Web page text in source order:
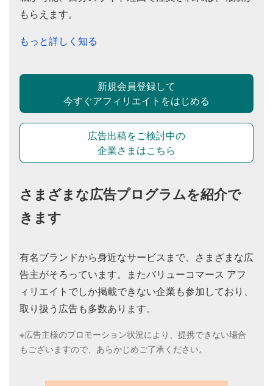
もらえます。
もっと詳しく知る
新規会員登録して
今すぐアフィリエイトをはじめる
広告出稿をご検討中の
企業さまはこちら
さまざまな広告プログラムを紹介で
きます
有名ブランドから身近なサービスまで、さまざまな広
告主がそろっています。またバリューコマース アフ
ィリエイトでしか掲載できない企業も参加しており、
取り扱う広告も多数あります。
※広告主様のプロモーション状況により、提携できない場合
もございますので、あらかじめご了承ください。